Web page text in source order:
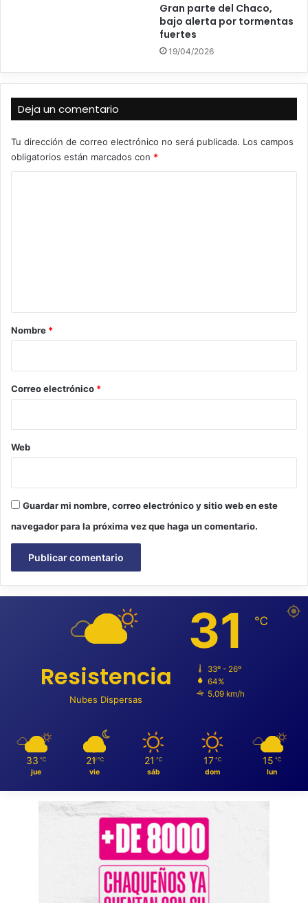
Gran parte del Chaco,
bajo alerta por tormentas
fuertes
19/04/2026
Deja un comentario
Tu dirección de correo electrónico no será publicada. Los campos
obligatorios están marcados con *
r
*
Nombre *
Correo electrónico *
Web
Guardar mi nombre, correo electrónico y sitio web en este
navegador para la próxima vez que haga un comentario.
Resistencia
Nubes Dispersas
31 ℃
33º - 26º
64%
5.09 km/h
33 ℃
jue
21 ℃
vie
21 ℃
sáb
17 ℃
dom
15 ℃
lun